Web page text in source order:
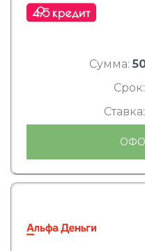
Сумма:
Срок: